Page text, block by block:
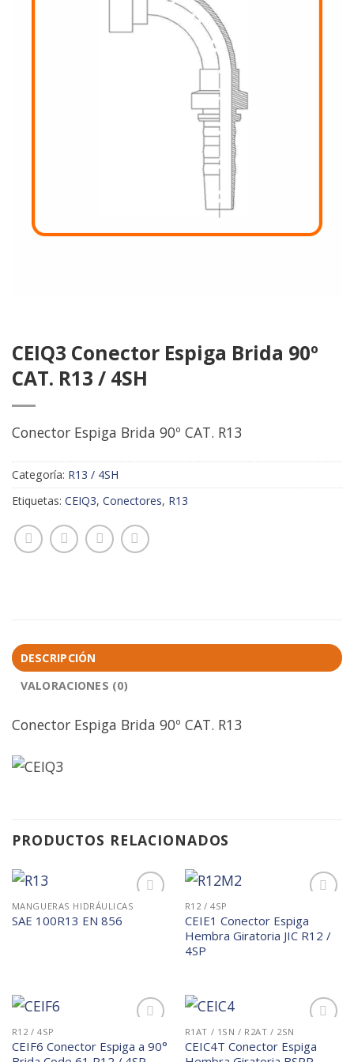
CEIQ3 Conector Espiga Brida 90º
CAT. R13 / 4SH
Conector Espiga Brida 90º CAT. R13
Categoría: R13 / 4SH
Etiquetas: CEIQ3, Conectores, R13
DESCRIPCIÓN
VALORACIONES (0)
Conector Espiga Brida 90º CAT. R13
PRODUCTOS RELACIONADOS
Añadir
MANGUERAS HIDRÁULICAS
SAE 100R13 EN 856
lista de
R12 / 4SP
CEIE1 Conector Espiga
Hembra Giratoria JIC R12 /
4SP
a la
R12 / 4SP
CEIF6 Conector Espiga a 90°
a la
R1AT / 1SN / R2AT / 2SN
CEIC4T Conector Espiga